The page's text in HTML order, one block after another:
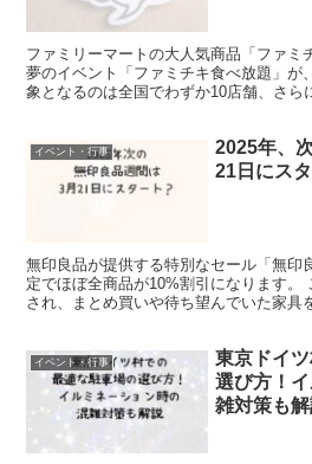
ファミリーマートの大人気商品「ファミ
夢のイベント「ファミチキ食べ放題」が
象となるのは全国でわずか10店舗、さら
イベント・行事
2025年、
21日にス
無印良品が提供する特別なセール「無印
定でほぼ全商品が10%割引になります。
され、まとめ買いや待ち望んでいた家具
イベント・行事
東京ドイ
選び方！
雑対策も